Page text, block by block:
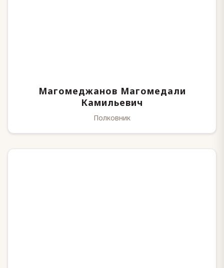
Магомеджанов Магомедали
Камильевич
Полковник